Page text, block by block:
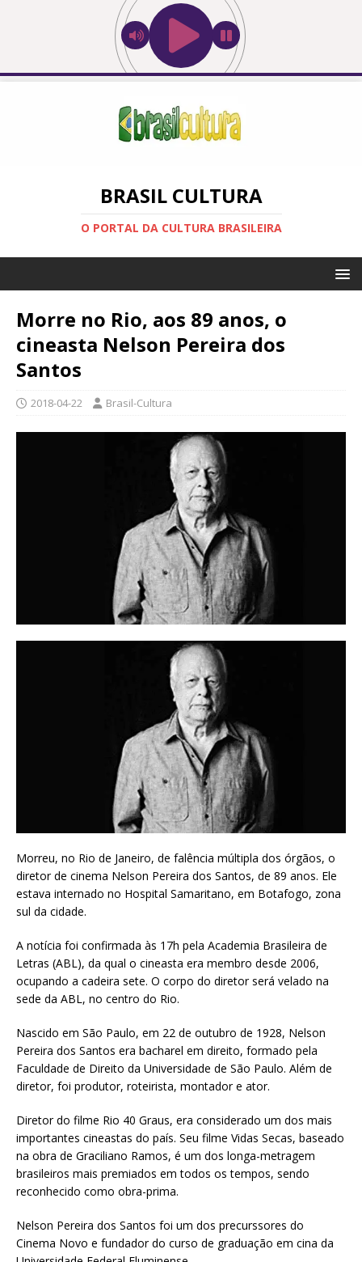
BRASIL CULTURA
O PORTAL DA CULTURA BRASILEIRA
Morre no Rio, aos 89 anos, o
cineasta Nelson Pereira dos
Santos
2018-04-22 Brasil-Cultura
Morreu, no Rio de Janeiro, de falência múltipla dos órgãos, o
diretor de cinema Nelson Pereira dos Santos, de 89 anos. Ele
estava internado no Hospital Samaritano, em Botafogo, zona
sul da cidade.
A notícia foi confirmada às 17h pela Academia Brasileira de
Letras (ABL), da qual o cineasta era membro desde 2006,
ocupando a cadeira sete. O corpo do diretor será velado na
sede da ABL, no centro do Rio.
Nascido em São Paulo, em 22 de outubro de 1928, Nelson
Pereira dos Santos era bacharel em direito, formado pela
Faculdade de Direito da Universidade de São Paulo. Além de
diretor, foi produtor, roteirista, montador e ator.
Diretor do filme Rio 40 Graus, era considerado um dos mais
importantes cineastas do país. Seu filme Vidas Secas, baseado
na obra de Graciliano Ramos, é um dos longa-metragem
brasileiros mais premiados em todos os tempos, sendo
reconhecido como obra-prima.
Nelson Pereira dos Santos foi um dos precurssores do
Cinema Novo e fundador do curso de graduação em cina da